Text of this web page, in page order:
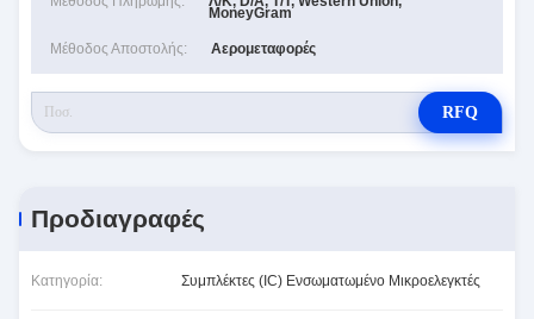
MoneyGram
Μέθοδος Αποστολής: Αερομεταφορές
RFQ
Προδιαγραφές
Κατηγορία: Συμπλέκτες (IC) Ενσωματωμένο Μικροελεγκτές